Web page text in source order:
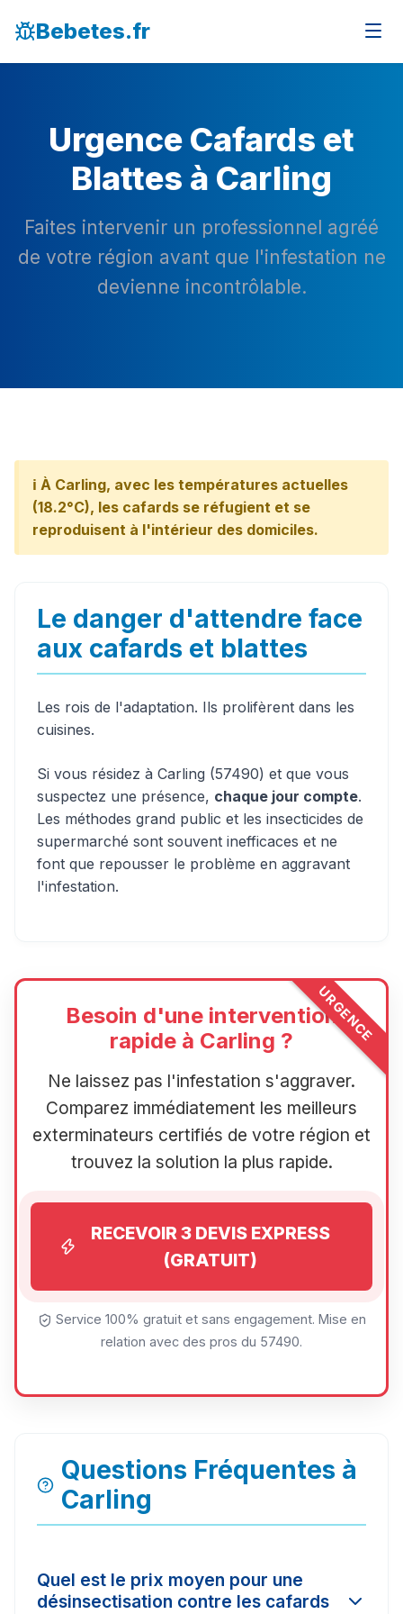
Bebetes.fr
Urgence Cafards et
Blattes à Carling
Faites intervenir un professionnel agréé
de votre région avant que l'infestation ne
devienne incontrôlable.
ℹ️ À Carling, avec les températures actuelles
(18.2°C), les cafards se réfugient et se
reproduisent à l'intérieur des domiciles.
Le danger d'attendre face
aux cafards et blattes
Les rois de l'adaptation. Ils prolifèrent dans les
cuisines.
Si vous résidez à Carling (57490) et que vous
suspectez une présence, chaque jour compte.
Les méthodes grand public et les insecticides de
supermarché sont souvent inefficaces et ne
font que repousser le problème en aggravant
l'infestation.
URGENCE
Besoin d'une intervention
rapide à Carling ?
Ne laissez pas l'infestation s'aggraver.
Comparez immédiatement les meilleurs
exterminateurs certifiés de votre région et
trouvez la solution la plus rapide.
RECEVOIR 3 DEVIS EXPRESS
(GRATUIT)
Service 100% gratuit et sans engagement. Mise en
relation avec des pros du 57490.
Questions Fréquentes à
Carling
Quel est le prix moyen pour une
désinsectisation contre les cafards